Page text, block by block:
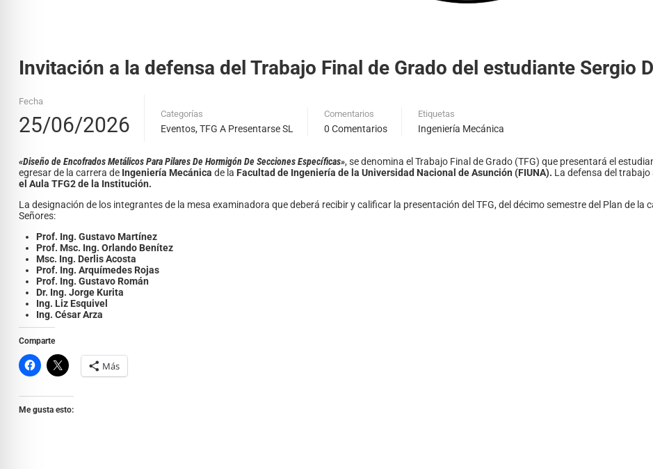
Invitación a la defensa del Trabajo Final de Grado del estudiante Sergio
Fecha
25/06/2026 Categorías
Eventos, TFG A Presentarse SL
Comentarios
0 Comentarios
Etiquetas
Ingeniería Mecánica
«Diseño de Encofrados Metálicos Para Pilares De Hormigón De Secciones Específicas», se denomina el Trabajo Final de Grado (TFG) que presentará el
egresar de la carrera de Ingeniería Mecánica de la Facultad de Ingeniería de la Universidad Nacional de Asunción (FIUNA). La defensa del trabajo
el Aula TFG2 de la Institución.
La designación de los integrantes de la mesa examinadora que deberá recibir y calificar la presentación del TFG, del décimo semestre del Plan de
Señores:
Prof. Ing. Gustavo Martínez
Prof. Msc. Ing. Orlando Benítez
Msc. Ing. Derlis Acosta
Prof. Ing. Arquímedes Rojas
Prof. Ing. Gustavo Román
Dr. Ing. Jorge Kurita
Ing. Liz Esquivel
Ing. César Arza
Comparte
Más
Me gusta esto: